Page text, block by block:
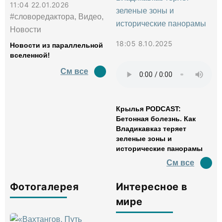
11:04 22.01.2026
#словоредактора, Видео,
Новости
Новости из параллельной
вселенной!
См все
18:05 8.10.2025
Крылья PODCAST:
Бетонная болезнь. Как
Владикавказ теряет
зеленые зоны и
исторические панорамы
См все
Фотогалерея
Интересное в
мире